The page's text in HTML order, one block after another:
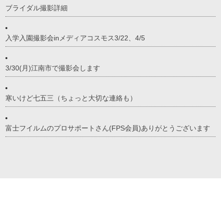
ブライダル撮影詳細
入学入園撮影会inメディアコスモス3/22、4/5
3/30(月)江南市で撮影会します
寒いけど七五三（ちょっと大切な連絡も）
富士フイルムのプロサポートさん(FPS会員)ありがとうございます